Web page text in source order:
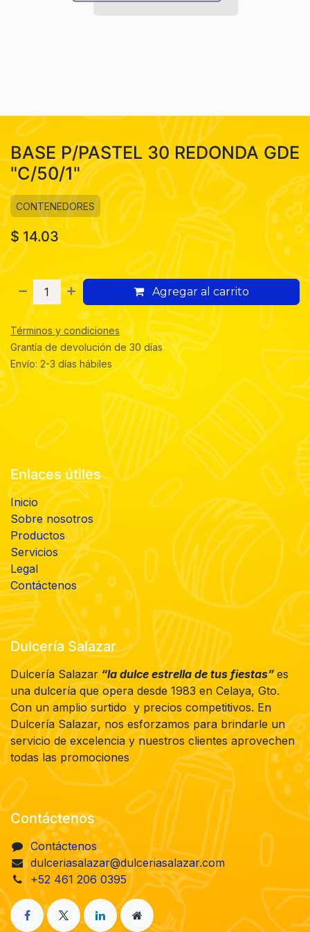
BASE P/PASTEL 30 REDONDA GDE
"C/50/1"
CONTENEDORES
$14.03
Agregar al carrito
Términos y condiciones
Grantía de devolución de 30 días
Envío: 2-3 días hábiles
Enlaces útiles
Inicio
Sobre nosotros
Productos
Servicios
Legal
Contáctenos
Dulcería Salazar
Dulcería Salazar “la dulce estrella de tus fiestas”es
una dulcería que opera desde 1983 en Celaya, Gto.
Con un amplio surtido y precios competitivos. En
Dulcería Salazar, nos esforzamos para brindarle un
servicio de excelencia y nuestros clientes aprovechen
todas las promociones
Contáctenos
Contáctenos
dulceriasalazar@dulceriasalazar.com
+52 461 206 0395